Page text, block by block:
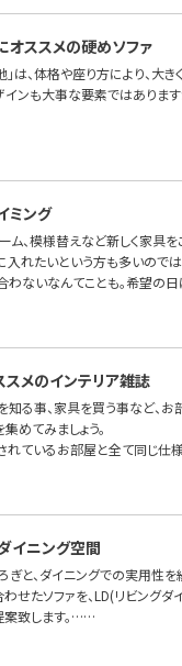
オススメの硬めソファ
」は、体格や座り方により、大
インも大事な要素ではありま
ミング
ム、模様替えなど新しく家具
れたいという方も多いのでは
ないなんてことも。希望の
メのインテリア雑誌
る事、家具を買う事など、お
めてみましょう。
れているお部屋と全て同じ仕
イニング空間
ぎと、ダイニングでの実用性
せたソファを、LD(リビングダ
案致します。……